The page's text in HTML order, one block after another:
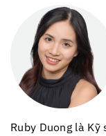
Ruby Duong là